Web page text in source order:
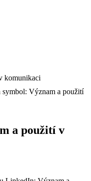
Význam a použití
a použití v